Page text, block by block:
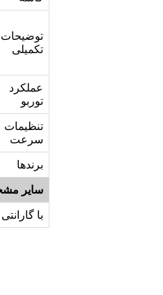
توضیحات
تکمیلی
عملکرد
توربو
تنظیمات
سرعت
برندها
سایر
با گارانتی